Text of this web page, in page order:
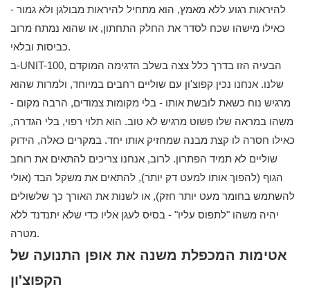
להיראות רגוע ללא מאמץ, הוא מתחיל להיראות מבולגן ולא גמור -
כאילו מישהו שכח לסדר את החלק התחתון, או שהוא נמתח מרוב
כביסות ובלאי.
ב-UNIT-100, הבעיה הזו בדרך כלל צצה בשלב הדגימה המוקדם
שלנו. אנחנו נכין קפוצ'ון עם שוליים רחבים במיוחד, ולמרות שהוא
מרגיש נוח כשאת לובשת אותו - בלי מקומות צמודים, הרבה מקום -
משהו במראה שלו פשוט מרגיש לא טוב. הוא תלוי רפוי, בלי הגדרה,
כאילו חסרה לו קצת מבנה שמחזיק אותו יחד. במקרים כאלה, הידוק
שוליים לא תמיד הפתרון. לרוב, אנחנו צריכים להתאים את רוחב
הגוף (להפוך אותו למעט דק יותר), להתאים את משקל הבד (אולי
להשתמש בחומר מעט יותר חזק), או לשנות את האורך כך שלשולים
יהיה משהו "לתפוס עליו" - בסיס לעגן אליו כדי שלא יתנדנד ללא
מטרה.
אטימות המכפלת משנה את אופן התנועה של
הקפוצ'ון